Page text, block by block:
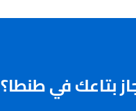
بتاعك في طنطا؟